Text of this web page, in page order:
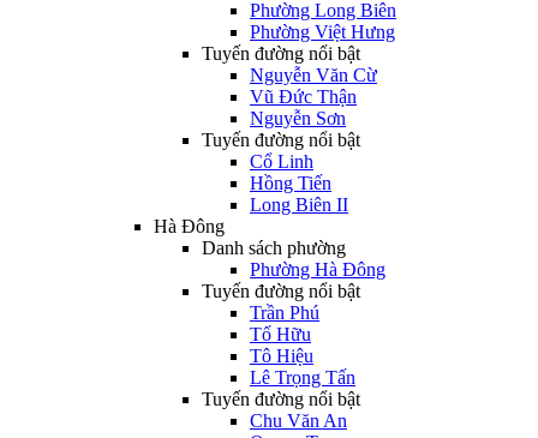
Phường Long Biên
Phường Việt Hưng
Tuyến đường nổi bật
Nguyễn Văn Cừ
Vũ Đức Thận
Nguyễn Sơn
Tuyến đường nổi bật
Cổ Linh
Hồng Tiến
Long Biên II
Hà Đông
Danh sách phường
Phường Hà Đông
Tuyến đường nổi bật
Trần Phú
Tố Hữu
Tô Hiệu
Lê Trọng Tấn
Tuyến đường nổi bật
Chu Văn An